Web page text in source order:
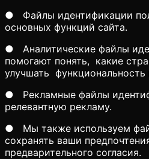
● Файлы идентификации
основных функций сайта.
● Аналитические файлы
помогают понять, какие
улучшать
● Рекламные файлы
релевантную рекламу.
● Мы также используем
сохранять ваши
предварительного согласия.